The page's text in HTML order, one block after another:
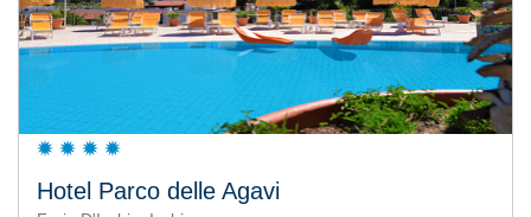
Hotel Parco delle Agavi